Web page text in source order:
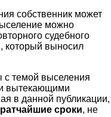
собственник может
можно
судебного
который выносил
с темой выселения
вытекающими
в данной публикации,
сроки, не